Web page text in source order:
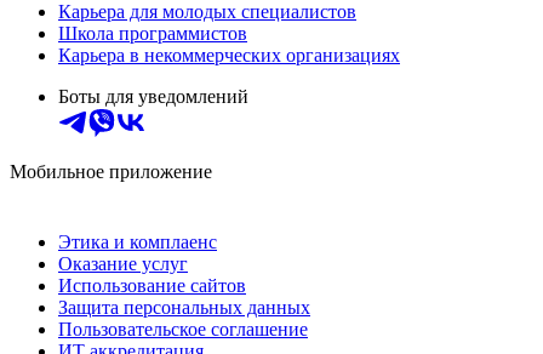
Карьера для молодых специалистов
Школа программистов
Карьера в некоммерческих организациях
Боты для уведомлений
Мобильное приложение
Этика и комплаенс
Оказание услуг
Использование сайтов
Защита персональных данных
Пользовательское соглашение